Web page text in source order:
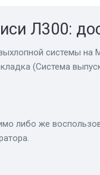
Л300:
системы
(Система
либо же